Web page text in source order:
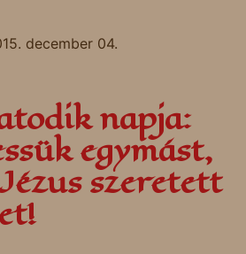
december 04.
napja:
egymást,
szeretett